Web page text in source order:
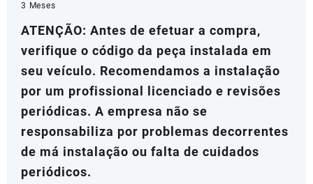
3 Meses
ATENÇÃO: Antes de efetuar a compra,
verifique o código da peça instalada em
seu veículo. Recomendamos a instalação
por um profissional licenciado e revisões
periódicas. A empresa não se
responsabiliza por problemas decorrentes
de má instalação ou falta de cuidados
periódicos.